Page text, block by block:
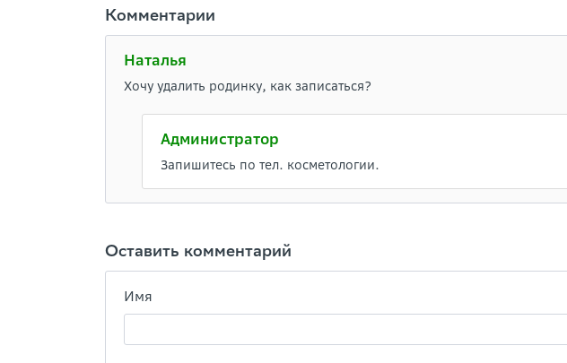
Комментарии
Наталья
Хочу удалить родинку, как записаться?
Администратор
Запишитесь по тел. косметологии.
Оставить комментарий
Имя